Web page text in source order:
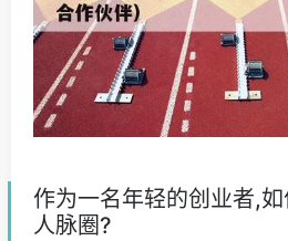
作为一名年轻的创业者,
人脉圈?